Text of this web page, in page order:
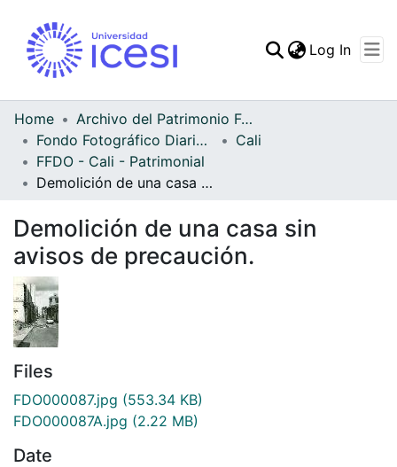
Statistics
Log In
Home
Archivo del Patrimonio Fotográfico y Fílmico del Valle del Cauca
Fondo Fotográfico Diario Occidente
Cali
FFDO - Cali - Patrimonial
Demolición de una casa sin avisos de precaución.
Demolición de una casa sin
avisos de precaución.
Files
FDO000087.jpg (553.34 KB)
FDO000087A.jpg (2.22 MB)
Date